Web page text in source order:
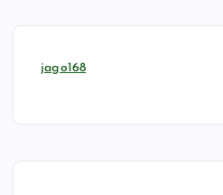
jago168